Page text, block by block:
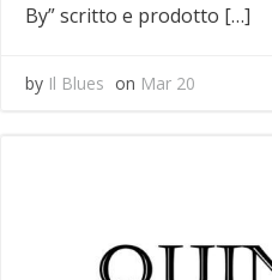
By” scritto e prodotto […]
by Il Blues on Mar 20